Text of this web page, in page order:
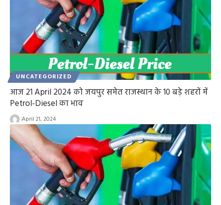
UNCATEGORIZED
आज 21 April 2024 को जयपुर समेत राजस्थान के 10 बड़े शहरों में
Petrol-Diesel का भाव
April 21, 2024